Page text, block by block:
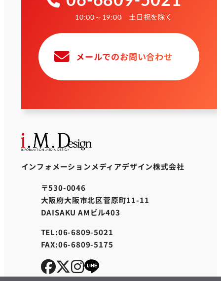
10:00～19:00 土日祝を除く
メールでのお問い合わせ
インフォメーションメディアデザイン株式会社
〒530-0046
大阪府大阪市北区菅原町11-11
DAISAKU AMビル403
TEL:06-6809-5021
FAX:06-6809-5175